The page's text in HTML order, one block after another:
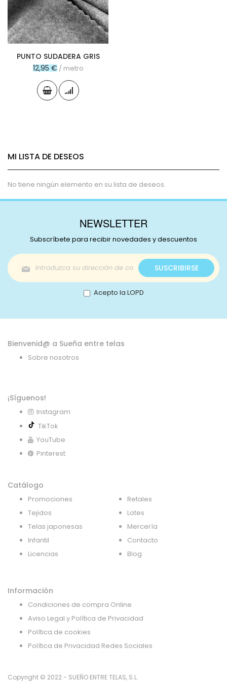
PUNTO SUDADERA GRIS
12,95 € / metro
MI LISTA DE DESEOS
No tiene ningún elemento en su lista de deseos.
NEWSLETTER
Subscríbete para recibir novedades y descuentos
Inscríbase
a
nuestro
boletín
de
SUSCRIBIRSE
Acepto la LOPD
Bienvenid@ a Sueña entre telas
Sobre nosotros
¡Síguenos!
Instagram
TikTok
YouTube
Pinterest
Catálogo
Promociones
Tejidos
Telas japonesas
Infantil
Licencias
Retales
Lotes
Mercería
Contacto
Blog
Información
Condiciones de compra Online
Aviso Legal y Política de Privacidad
Política de cookies
Política de Privacidad Redes Sociales
Copyright © 2022 - SUEÑO ENTRE TELAS, S.L.